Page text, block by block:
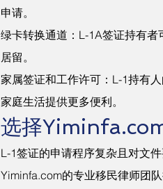
申请。
绿卡转换通道：L-1A签证持有
居留。
家属签证和工作许可：L-1持有
家庭生活提供更多便利。
选择
L-1签证的申请程序复杂且对文
Yiminfa.com的专业移民律师团